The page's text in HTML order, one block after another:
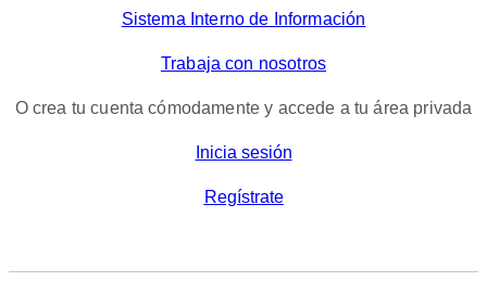
Sistema Interno de Información
Trabaja con nosotros
O crea tu cuenta cómodamente y accede a tu área privada
Inicia sesión
Regístrate